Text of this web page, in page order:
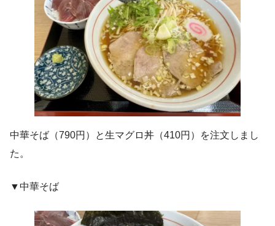
中華そば（790円）と生マグロ丼（410円）を注文しまし
た。
▼中華そば